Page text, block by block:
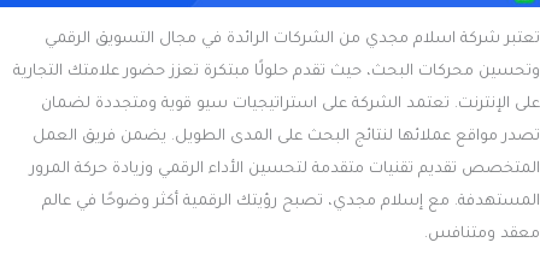
تعتبر شركة اسلام مجدي من الشركات الرائدة في مجال التسويق الرقمي
وتحسين محركات البحث، حيث تقدم حلولًا مبتكرة تعزز حضور علامتك التجارية
على الإنترنت. تعتمد الشركة على استراتيجيات سيو قوية ومتجددة لضمان
تصدر مواقع عملائها لنتائج البحث على المدى الطويل. يضمن فريق العمل
المتخصص تقديم تقنيات متقدمة لتحسين الأداء الرقمي وزيادة حركة المرور
المستهدفة. مع إسلام مجدي، تصبح رؤيتك الرقمية أكثر وضوحًا في عالم
معقد ومتنافس.